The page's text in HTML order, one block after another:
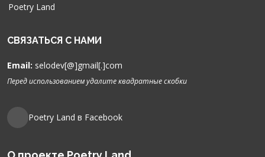
Poetry Land
СВЯЗАТЬСЯ С НАМИ
Email: selodev[@]gmail[.]com
Перед использованием удалите квадратные скобки
Poetry Land в Facebook